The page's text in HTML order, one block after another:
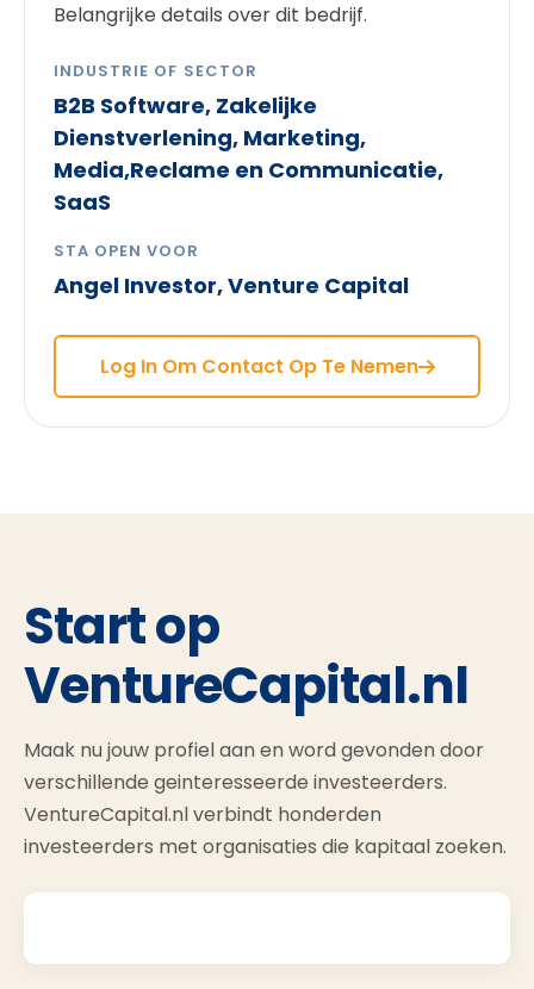
Belangrijke details over dit bedrijf.
INDUSTRIE OF SECTOR
B2B Software, Zakelijke
Dienstverlening, Marketing,
Media,Reclame en Communicatie,
SaaS
STA OPEN VOOR
Angel Investor, Venture Capital
Log In Om Contact Op Te Nemen
Start op
VentureCapital.nl
Maak nu jouw profiel aan en word gevonden door
verschillende geinteresseerde investeerders.
VentureCapital.nl verbindt honderden
investeerders met organisaties die kapitaal zoeken.